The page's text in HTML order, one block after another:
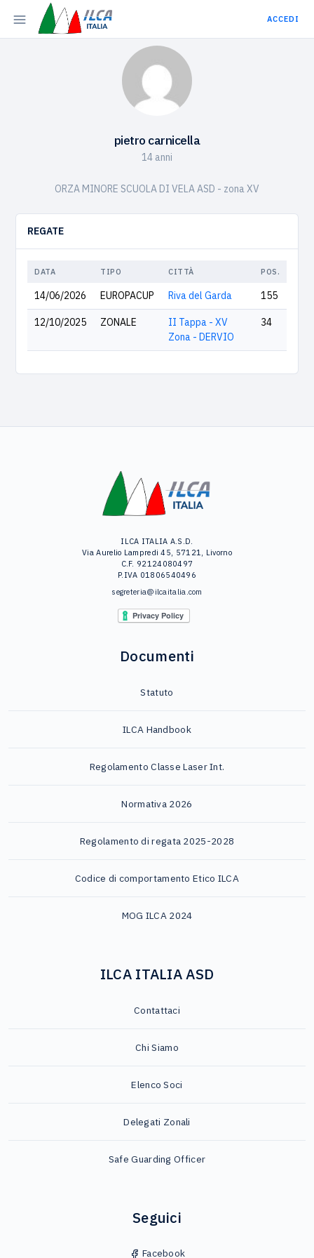
ACCEDI
pietro carnicella
14 anni
ORZA MINORE SCUOLA DI VELA ASD - zona XV
REGATE
DATA TIPO CITTÀ POS.
14/06/2026 EUROPACUP Riva del Garda 155
12/10/2025 ZONALE
II Tappa - XV
Zona - DERVIO
34
ILCA ITALIA A.S.D.
Via Aurelio Lampredi 45, 57121, Livorno
C.F. 92124080497
P.IVA 01806540496
segreteria@ilcaitalia.com
Documenti
Statuto
ILCA Handbook
Regolamento Classe Laser Int.
Normativa 2026
Regolamento di regata 2025-2028
Codice di comportamento Etico ILCA
MOG ILCA 2024
ILCA ITALIA ASD
Contattaci
Chi Siamo
Elenco Soci
Delegati Zonali
Safe Guarding Officer
Seguici
Facebook